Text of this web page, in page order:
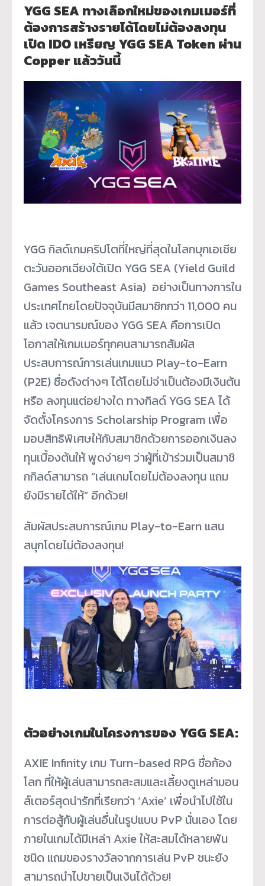
YGG SEA ทางเลือกใหม่ของเกมเมอร์ที่
ต้องการสร้างรายได้โดยไม่ต้องลงทุน
เปิด IDO เหรียญ YGG SEA Token ผ่าน
Copper แล้ววันนี้
YGG กิลด์เกมคริปโตที่ใหญ่ที่สุดในโลกบุกเอเชีย
ตะวันออกเฉียงใต้เปิด YGG SEA (Yield Guild
Games Southeast Asia) อย่างเป็นทางการใน
ประเทศไทยโดยปัจจุบันมีสมาชิกกว่า 11,000 คน
แล้ว เจตนารมณ์ของ YGG SEA คือการเปิด
โอกาสให้เกมเมอร์ทุกคนสามารถสัมผัส
ประสบการณ์การเล่นเกมแนว Play-to-Earn
(P2E) ชื่อดังต่างๆ ได้โดยไม่จำเป็นต้องมีเงินต้น
หรือ ลงทุนแต่อย่างใด ทางกิลด์ YGG SEA ได้
จัดตั้งโครงการ Scholarship Program เพื่อ
มอบสิทธิพิเศษให้กับสมาชิกด้วยการออกเงินลง
ทุนเบื้องต้นให้ พูดง่ายๆ ว่าผู้ที่เข้าร่วมเป็นสมาชิ
กกิลด์สามารถ “เล่นเกมโดยไม่ต้องลงทุน แถม
ยังมีรายได้ให้” อีกด้วย!
สัมผัสประสบการณ์เกม Play-to-Earn แสน
สนุกโดยไม่ต้องลงทุน!
ตัวอย่างเกมในโครงการของ YGG SEA:
AXIE Infinity เกม Turn-based RPG ชื่อก้อง
โลก ที่ให้ผู้เล่นสามารถสะสมและเลี้ยงดูเหล่ามอน
ส์เตอร์สุดน่ารักที่เรียกว่า ‘Axie’ เพื่อนำไปใช้ใน
การต่อสู้กับผู้เล่นอื่นในรูปแบบ PvP นั่นเอง โดย
ภายในเกมได้มีเหล่า Axie ให้สะสมได้หลายพัน
ชนิด แถมของรางวัลจากการเล่น PvP ชนะยัง
สามารถนำไปขายเป็นเงินได้ด้วย!